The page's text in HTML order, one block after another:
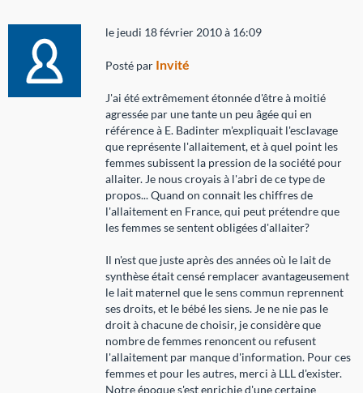
le jeudi 18 février 2010 à 16:09
Posté par Invité
J'ai été extrêmement étonnée d'être à moitié
agressée par une tante un peu âgée qui en
référence à E. Badinter m'expliquait l'esclavage
que représente l'allaitement, et à quel point les
femmes subissent la pression de la société pour
allaiter. Je nous croyais à l'abri de ce type de
propos... Quand on connait les chiffres de
l'allaitement en France, qui peut prétendre que
les femmes se sentent obligées d'allaiter?
Il n'est que juste après des années où le lait de
synthèse était censé remplacer avantageusement
le lait maternel que le sens commun reprennent
ses droits, et le bébé les siens. Je ne nie pas le
droit à chacune de choisir, je considère que
nombre de femmes renoncent ou refusent
l'allaitement par manque d'information. Pour ces
femmes et pour les autres, merci à LLL d'exister.
Notre époque s'est enrichie d'une certaine